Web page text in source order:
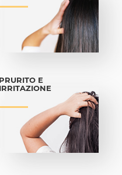
PRURITO E
IRRITAZIONE